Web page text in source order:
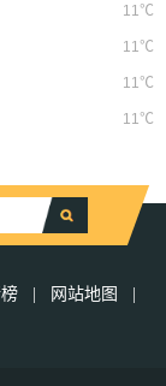
11℃
11℃
11℃
11℃
网站地图